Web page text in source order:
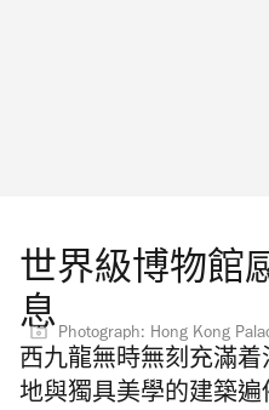
世界級博物館
息 Photograph: Hong Kong
西九龍無時無刻充滿
地與獨具美學的建築